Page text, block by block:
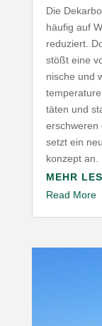
Die
häufig auf
reduziert.
stößt eine
nische und
täten und
erschweren
setzt ein
konzept an.
MEHR
Read More